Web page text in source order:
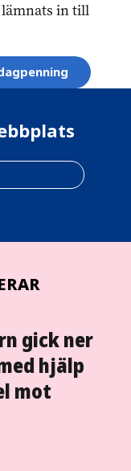
in till
gick ner
hjälp
mot